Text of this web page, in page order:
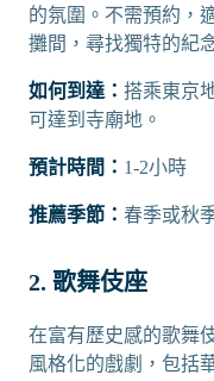
的氛圍。不需預約，
攤間，尋找獨特的紀
如何到達： 搭乘東京
可達到寺廟地。
預計時間： 1-2小時
推薦季節： 春季或秋
2. 歌舞伎座
在富有歷史感的歌舞
風格化的戲劇，包括